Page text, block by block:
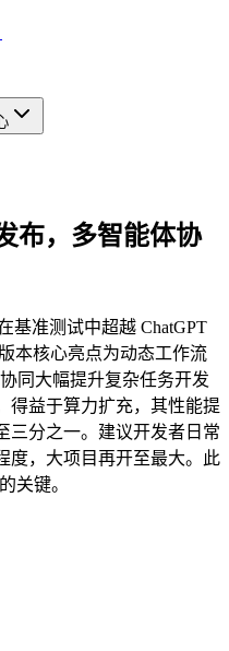
布，多智能体协
基准测试中超越 ChatGPT
本核心亮点为动态工作流
同大幅提升复杂任务开发
得益于算力扩充，其性能提
三分之一。建议开发者日常
度，大项目再开至最大。此
关键。